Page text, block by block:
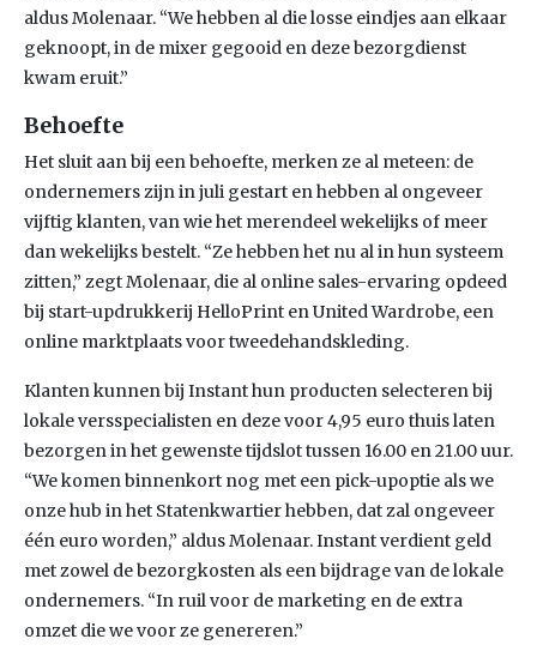
aldus Molenaar. “We hebben al die losse eindjes aan elkaar
geknoopt, in de mixer gegooid en deze bezorgdienst
kwam eruit.”
Behoefte
Het sluit aan bij een behoefte, merken ze al meteen: de
ondernemers zijn in juli gestart en hebben al ongeveer
vijftig klanten, van wie het merendeel wekelijks of meer
dan wekelijks bestelt. “Ze hebben het nu al in hun systeem
zitten,” zegt Molenaar, die al online sales-ervaring opdeed
bij start-updrukkerij HelloPrint en United Wardrobe, een
online marktplaats voor tweedehandskleding.
Klanten kunnen bij Instant hun producten selecteren bij
lokale versspecialisten en deze voor 4,95 euro thuis laten
bezorgen in het gewenste tijdslot tussen 16.00 en 21.00 uur.
“We komen binnenkort nog met een pick-upoptie als we
onze hub in het Statenkwartier hebben, dat zal ongeveer
één euro worden,” aldus Molenaar. Instant verdient geld
met zowel de bezorgkosten als een bijdrage van de lokale
ondernemers. “In ruil voor de marketing en de extra
omzet die we voor ze genereren.”